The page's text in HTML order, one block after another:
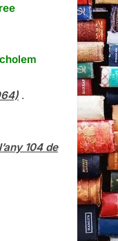
.
104 de